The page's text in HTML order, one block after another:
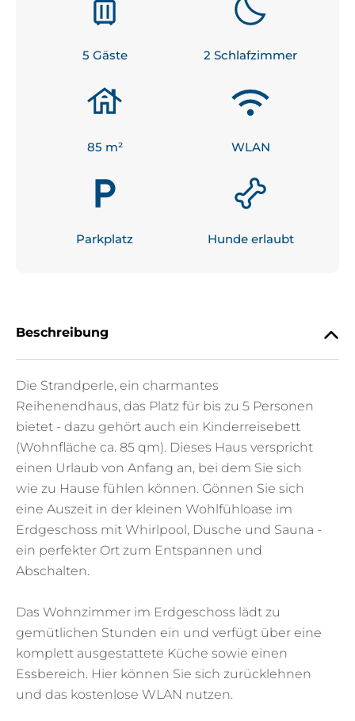
5 Gäste 2 Schlafzimmer
85 m² WLAN
Parkplatz Hunde erlaubt
Beschreibung
Die Strandperle, ein charmantes
Reihenendhaus, das Platz für bis zu 5 Personen
bietet - dazu gehört auch ein Kinderreisebett
(Wohnfläche ca. 85 qm). Dieses Haus verspricht
einen Urlaub von Anfang an, bei dem Sie sich
wie zu Hause fühlen können. Gönnen Sie sich
eine Auszeit in der kleinen Wohlfühloase im
Erdgeschoss mit Whirlpool, Dusche und Sauna -
ein perfekter Ort zum Entspannen und
Abschalten.
Das Wohnzimmer im Erdgeschoss lädt zu
gemütlichen Stunden ein und verfügt über eine
komplett ausgestattete Küche sowie einen
Essbereich. Hier können Sie sich zurücklehnen
und das kostenlose WLAN nutzen.